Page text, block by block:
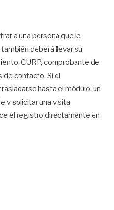
a una persona que le
deberá llevar su
CURP, comprobante de
de contacto. Si el
hasta el módulo, un
y solicitar una visita
el registro directamente en